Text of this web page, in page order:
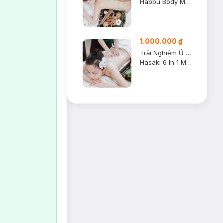
Habbu Body Mask
1.000.000 ₫
Trải Nghiệm Ủ Dưỡng Sáng Hasaki 6 Trong 1
Hasaki 6 In 1 Mask